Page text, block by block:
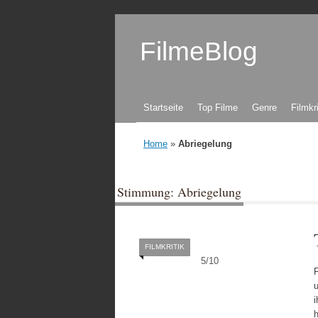
FilmeBlog
Zum Inhalt springen
Startseite Top Filme Genre
Home » Abriegelung
Stimmung: Abriegelung
5/10
FILMKRITIK